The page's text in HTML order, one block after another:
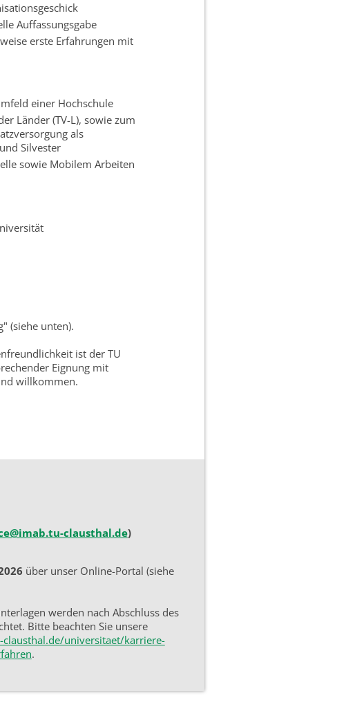
Auffassungsgabe
erste Erfahrungen mit
einer Hochschule
Länder (TV-L), sowie zum
als
Silvester
sowie Mobilem Arbeiten
(siehe unten).
ist der TU
Eignung mit
willkommen.
clausthal.de)
über unser Online-Portal (siehe
werden nach Abschluss des
Bitte beachten Sie unsere
universitaet/karriere-
.